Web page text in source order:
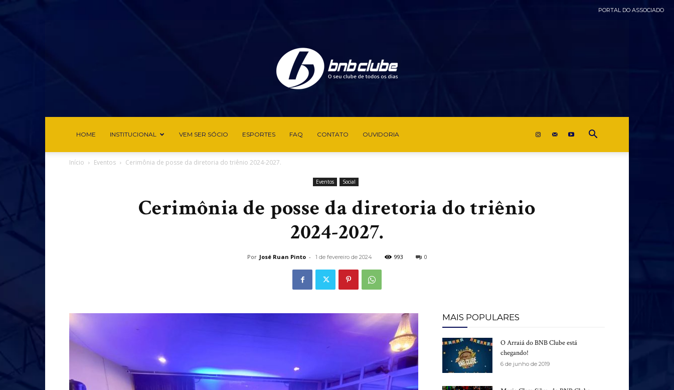
PORTAL DO ASSOCIADO
Clube
HOME INSTITUCIONAL VEM SER SÓCIO ESPORTES FAQ CONTATO OUVIDORIA
Início Eventos Cerimônia de posse da diretoria do triênio 2024-2027.
Eventos Social
Cerimônia de posse da diretoria do triênio
2024-2027.
Por José Ruan Pinto - 1 de fevereiro de 2024 993 0
MAIS POPULARES
O Arraiá do BNB Clube está
chegando!
6 de junho de 2019